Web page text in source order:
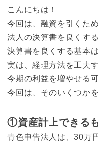
こんにちは！
今回は、融資を引くため
法人の決算書を良くす
決算書を良くする基本
実は、経理方法を工夫
今期の利益を増やせる
今回は、そのいくつか
①資産計上できる
青色申告法人は、30万